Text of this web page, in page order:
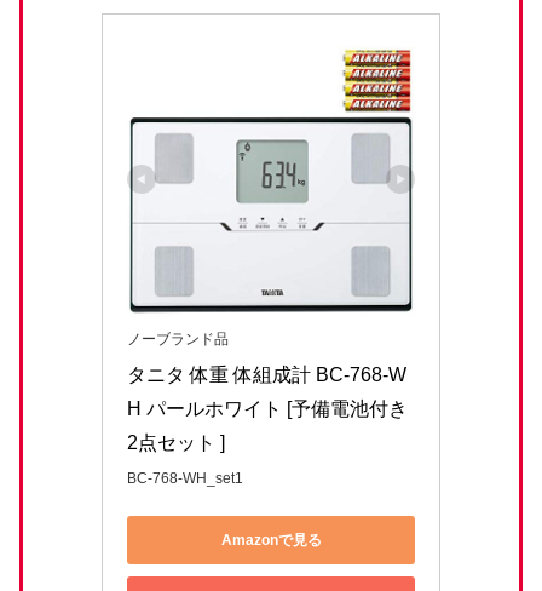
ノーブランド品
タニタ 体重 体組成計 BC-768-W
H パールホワイト [予備電池付き
2点セット ]
BC-768-WH_set1
Amazonで見る